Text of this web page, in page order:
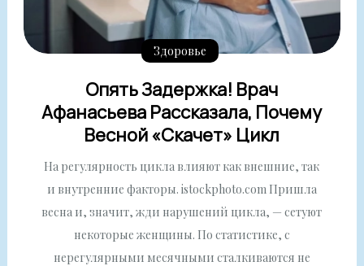
Здоровье
Опять Задержка! Врач
Афанасьева Рассказала, Почему
Весной «скачет» Цикл
На регулярность цикла влияют как внешние, так
и внутренние факторы. istockphoto.com Пришла
весна и, значит, жди нарушений цикла, — сетуют
некоторые женщины. По статистике, с
нерегулярными месячными сталкиваются не